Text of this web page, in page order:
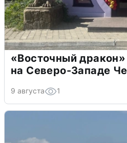
«Восточный
на Северо-Западе
9 августа 1